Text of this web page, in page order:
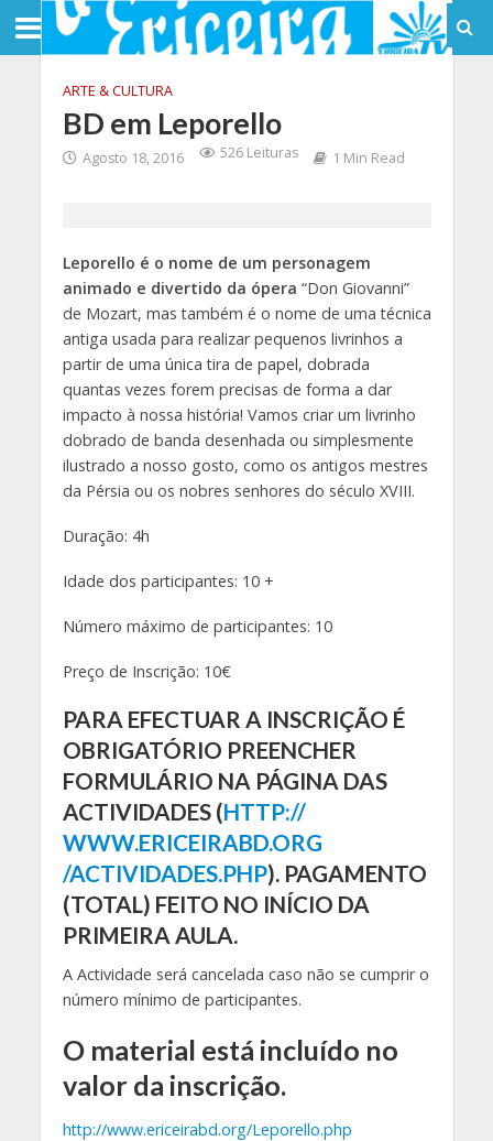
ARTE & CULTURA
BD em Leporello
Agosto 18, 2016 526 Leituras 1 Min Read
Leporello é o nome de um personagem
animado e divertido da ópera “Don Giovanni”
de Mozart, mas também é o nome de uma técnica
antiga usada para realizar pequenos livrinhos a
partir de uma única tira de papel, dobrada
quantas vezes forem precisas de forma a dar
impacto à nossa história! Vamos criar um livrinho
dobrado de banda desenhada ou simplesmente
ilustrado a nosso gosto, como os antigos mestres
da Pérsia ou os nobres senhores do século XVIII.
Duração: 4h
Idade dos participantes: 10 +
Número máximo de participantes: 10
Preço de Inscrição: 10€
PARA EFECTUAR A INSCRIÇÃO É
OBRIGATÓRIO PREENCHER
FORMULÁRIO NA PÁGINA DAS
ACTIVIDADES (HTTP://
WWW.ERICEIRABD.ORG
/ACTIVIDADES.PHP). PAGAMENTO
(TOTAL) FEITO NO INÍCIO DA
PRIMEIRA AULA.
A Actividade será cancelada caso não se cumprir o
número mínimo de participantes.
O material está incluído no
valor da inscrição.
http://www.ericeirabd.org/Leporello.php